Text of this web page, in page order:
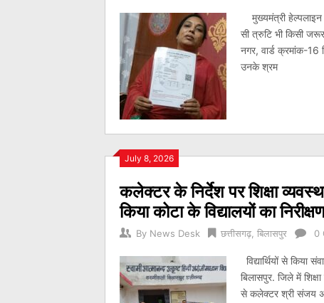
मुख्यमंत्री हेल्पलाइन
सी त्रुटि भी किसी
नगर, वार्ड क्रमांक-16
उनके श्रम
July 8, 2026
कलेक्टर के निर्देश पर शिक्षा
किया कोटा के विद्यालयों का
By News Desk छत्तीसगढ़ बिलासपुर 0
विद्यार्थियों से
बिलासपुर. जिले में
से कलेक्टर श्री संजय